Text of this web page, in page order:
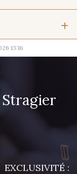
13:16
Stragier
EXCLUSIVITÉ :